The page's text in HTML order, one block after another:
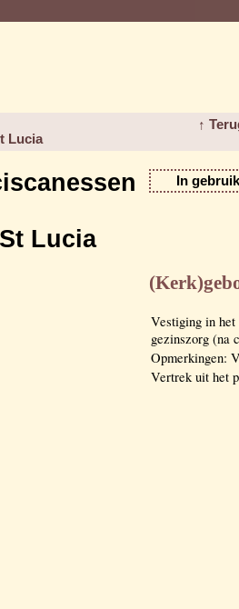
Lucia
↑
Lucia
In gebruik
Vestiging in het
gezinszorg (na
Opmerkingen:
Vertrek uit het